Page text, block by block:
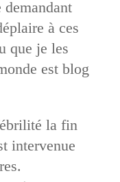
à ces
que je les
est blog
la fin
intervenue